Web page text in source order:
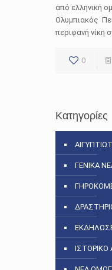
από ελληνική
Ολυμπιακός
περιφανή νίκη
0
Κατηγορίες
ΓΕΝΙΚΑ